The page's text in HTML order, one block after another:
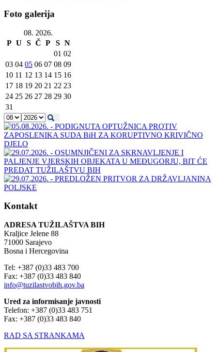
Foto galerija
08. 2026.
P U S Č P S N
01 02
03 04 05 06 07 08 09
10 11 12 13 14 15 16
17 18 19 20 21 22 23
24 25 26 27 28 29 30
31
Kontakt
ADRESA TUŽILAŠTVA BIH
Kraljice Jelene 88
71000 Sarajevo
Bosna i Hercegovina
Tel: +387 (0)33 483 700
Fax: +387 (0)33 483 840
info@tuzilastvobih.gov.ba
Ured za informisanje javnosti
Telefon: +387 (0)33 483 751
Fax: +387 (0)33 483 840
RAD SA STRANKAMA